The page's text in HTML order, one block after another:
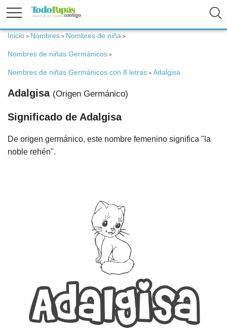
Fertilidad
Embarazo
Niños
Inicio > Nombres > Nombres de niña >
Nombres de niñas Germánicos >
Nombres de niñas Germánicos con 8 letras > Adalgisa
Adalgisa (Origen Germánico)
Significado de Adalgisa
De origen germánico, este nombre femenino significa "la
noble rehén".